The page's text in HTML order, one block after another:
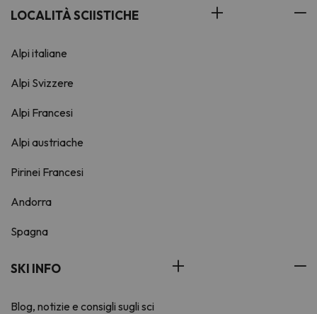
LOCALITÀ SCIISTICHE
Alpi italiane
Alpi Svizzere
Alpi Francesi
Alpi austriache
Pirinei Francesi
Andorra
Spagna
SKI INFO
Blog, notizie e consigli sugli sci